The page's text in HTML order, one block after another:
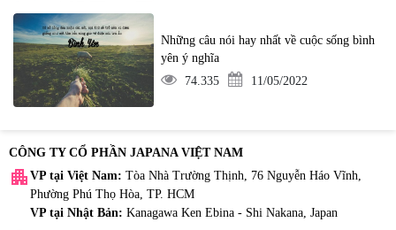
Những câu nói hay nhất về cuộc sống bình
yên ý nghĩa
74.335
11/05/2022
CÔNG TY CỔ PHẦN JAPANA VIỆT NAM
apartment VP tại Việt Nam: Tòa Nhà Trường Thịnh, 76 Nguyễn Háo Vĩnh,
Phường Phú Thọ Hòa, TP. HCM
VP tại Nhật Bản: Kanagawa Ken Ebina - Shi Nakana, Japan